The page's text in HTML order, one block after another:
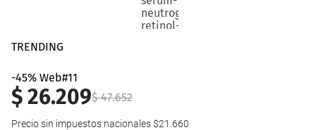
TRENDING
-45% Web#11
$26.209$ 47.652
Precio sin impuestos nacionales $21.660